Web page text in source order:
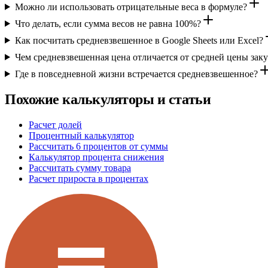
Можно ли использовать отрицательные веса в формуле?
Что делать, если сумма весов не равна 100%?
Как посчитать средневзвешенное в Google Sheets или Excel?
Чем средневзвешенная цена отличается от средней цены
Где в повседневной жизни встречается средневзвешенное?
Похожие калькуляторы и статьи
Расчет долей
Процентный калькулятор
Рассчитать 6 процентов от суммы
Калькулятор процента снижения
Рассчитать сумму товара
Расчет прироста в процентах